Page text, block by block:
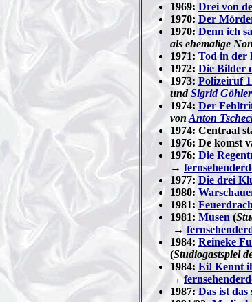
1969: Drei von
1970:Der
1970: Denn ich
als ehemalige
1971: Tod in der
1972: Die Bilder
1973: Polizeiruf
undSigrid Göhler
1974: Der
von Anton
1974: Centraal
1976: De komst
1976: Die
→
1977: Die drei
1980:
1981:
1981: Musen (
→
1984: Reineke
(Studiogastspiel
1984: Ei! Kennt
→
1987:Das ist